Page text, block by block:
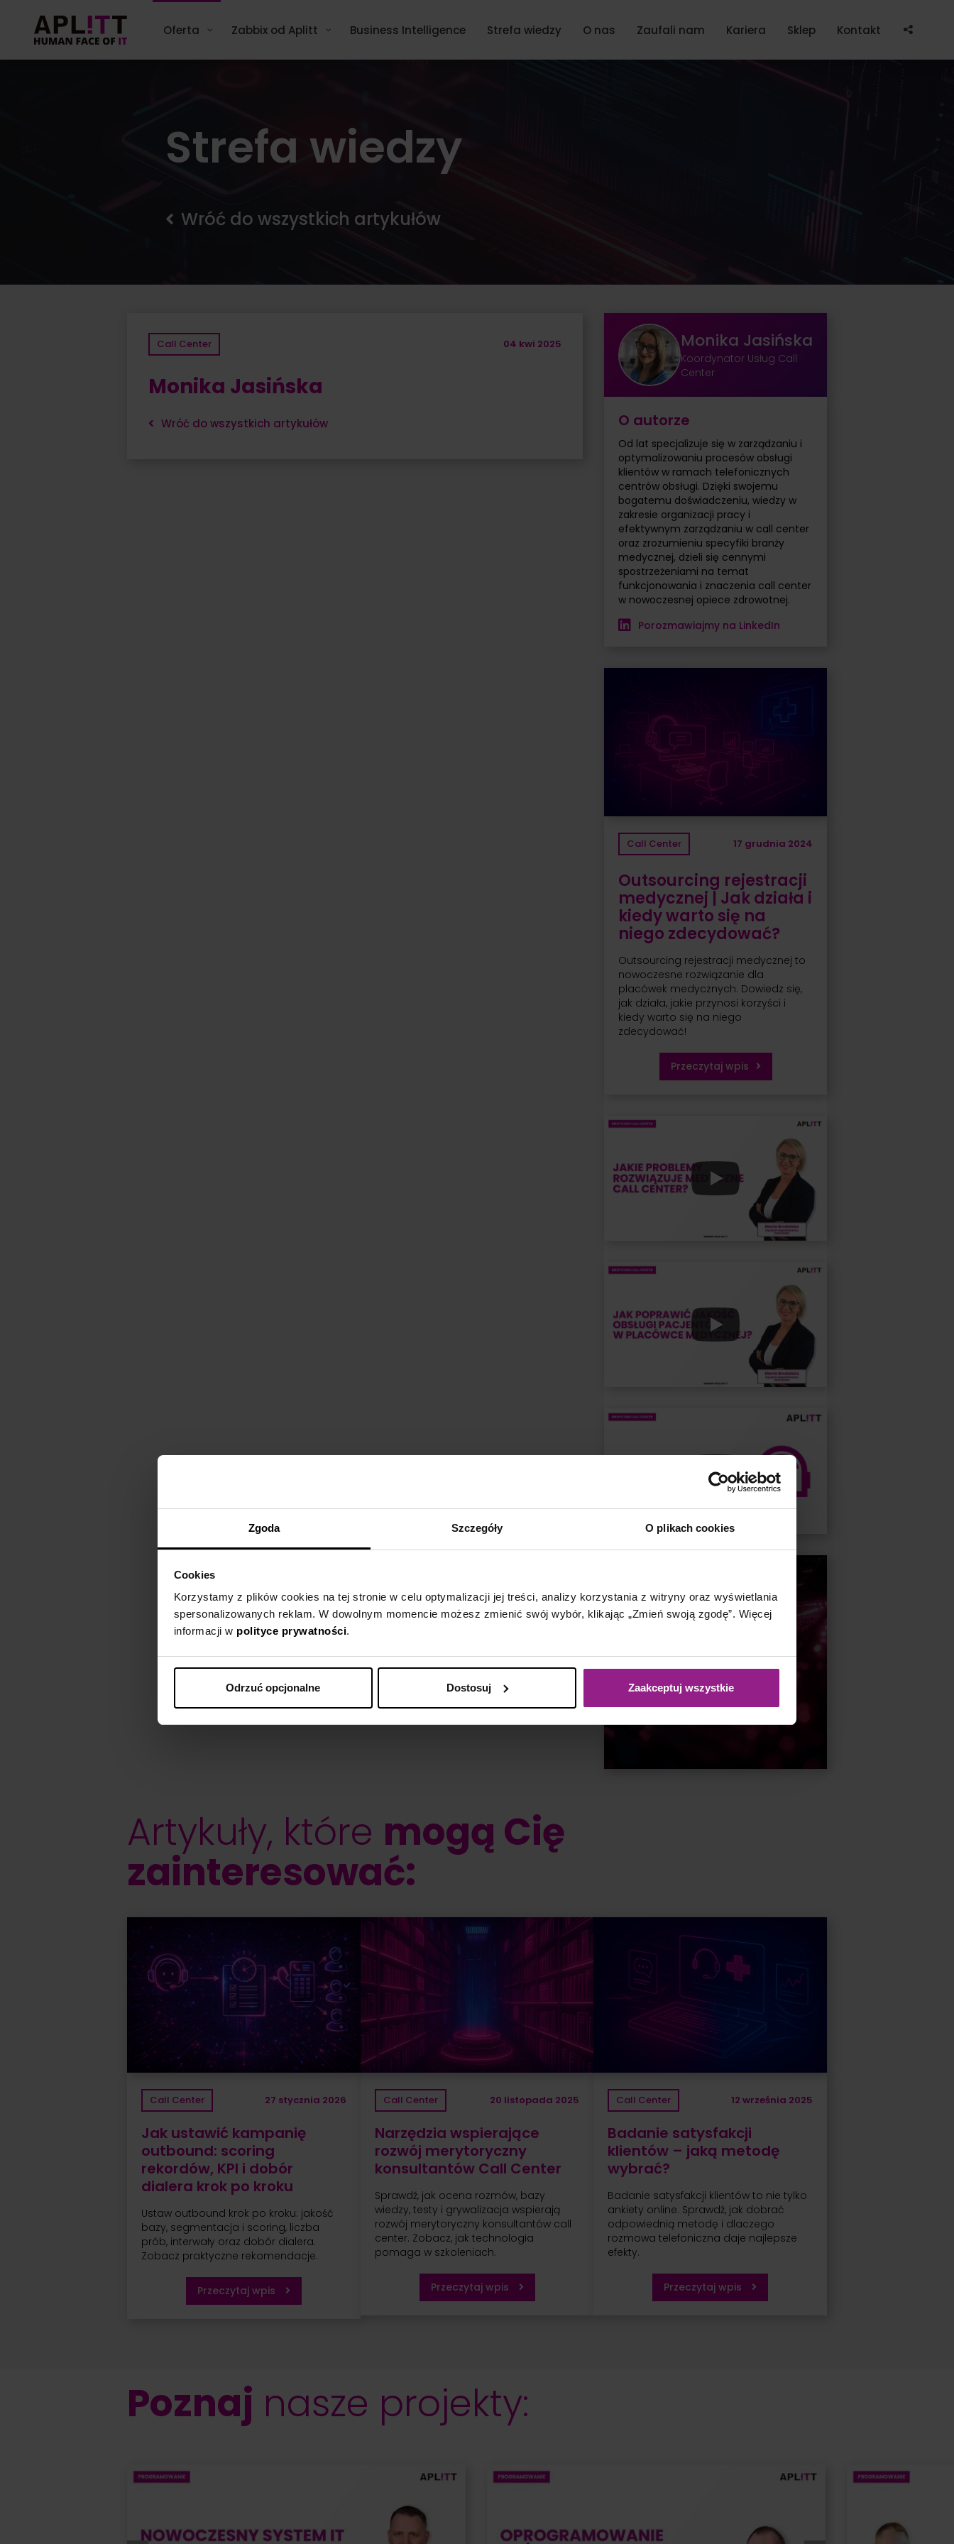
Zgoda Szczegóły O plikach cookies
Cookies
Korzystamy z plików cookies na tej stronie w celu optymalizacji jej treści, analizy korzystania z witryny oraz wyświetlania
spersonalizowanych reklam. W dowolnym momencie możesz zmienić swój wybór, klikając „Zmień swoją zgodę”. Więcej
informacji w polityce prywatności.
Odrzuć opcjonalne Dostosuj Zaakceptuj wszystkie
content
Oferta Zabbix od Aplitt Business Intelligence Strefa wiedzy O nas Zaufali nam Kariera Sklep Kontakt
Strefa wiedzy
Wróć do wszystkich artykułów
Call Center 04 kwi 2025
Monika Jasińska
Wróć do wszystkich artykułów
Monika Jasińska
Koordynator Usług Call
Center
O autorze
Od lat specjalizuje się w zarządzaniu i
optymalizowaniu procesów obsługi
klientów w ramach telefonicznych
centrów obsługi. Dzięki swojemu
bogatemu doświadczeniu, wiedzy w
zakresie organizacji pracy i
efektywnym zarządzaniu w call center
oraz zrozumieniu specyfiki branży
medycznej, dzieli się cennymi
spostrzeżeniami na temat
funkcjonowania i znaczenia call center
w nowoczesnej opiece zdrowotnej.
Porozmawiajmy na LinkedIn
Call Center 17 grudnia 2024
Outsourcing rejestracji
medycznej | Jak działa i
kiedy warto się na
niego zdecydować?
Outsourcing rejestracji medycznej to
nowoczesne rozwiązanie dla
placówek medycznych. Dowiedz się,
jak działa, jakie przynosi korzyści i
kiedy warto się na niego
zdecydować!
Przeczytaj wpis
Zapisz się do
newslettera!
Zapisz się!
Artykuły, które mogą Cię
zainteresować:
Call Center 27 stycznia 2026
Jak ustawić kampanię
outbound: scoring
rekordów, KPI i dobór
dialera krok po kroku
Ustaw outbound krok po kroku: jakość
bazy, segmentacja i scoring, liczba
prób, interwały oraz dobór dialera.
Zobacz praktyczne rekomendacje.
Przeczytaj wpis
Call Center 20 listopada 2025
Narzędzia wspierające
rozwój merytoryczny
konsultantów Call Center
Sprawdź, jak ocena rozmów, bazy
wiedzy, testy i grywalizacja wspierają
rozwój merytoryczny konsultantów call
center. Zobacz, jak technologia
pomaga w szkoleniach.
Przeczytaj wpis
Call Center 12 września 2025
Badanie satysfakcji
klientów – jaką metodę
wybrać?
Badanie satysfakcji klientów to nie tylko
ankiety online. Sprawdź, jak dobrać
odpowiednią metodę i dlaczego
rozmowa telefoniczna daje najlepsze
efekty.
Przeczytaj wpis
Poznaj nasze projekty: